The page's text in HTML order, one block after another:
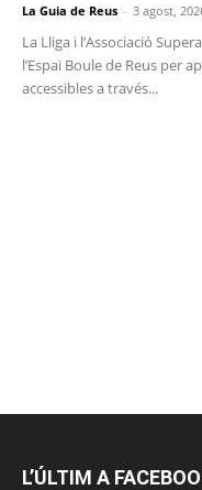
La Guia de Reus - 3 agost,
La Lliga i l’Associació
l’Espai Boule de Reus per
accessibles a través...
L’ÚLTIM A